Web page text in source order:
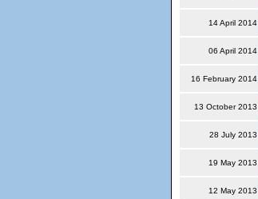
14 April 2014
06 April 2014
16 February 2014
13 October 2013
28 July 2013
19 May 2013
12 May 2013